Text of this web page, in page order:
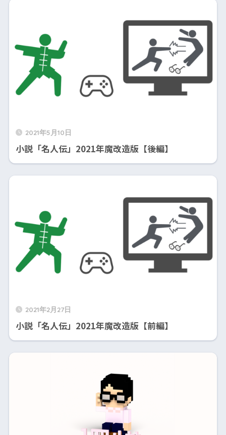
2021年5月10日
小説「名人伝」2021年魔改造版【後編】
2021年2月27日
小説「名人伝」2021年魔改造版【前編】